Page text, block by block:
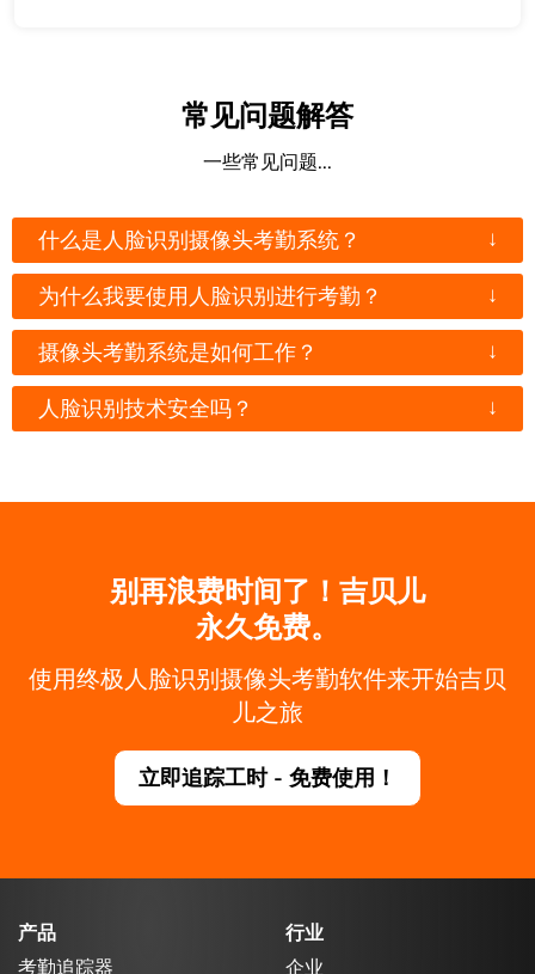
常见问题解答
一些常见问题...
什么是人脸识别摄像头考勤系统？ ↓
为什么我要使用人脸识别进行考勤？ ↓
摄像头考勤系统是如何工作？ ↓
人脸识别技术安全吗？ ↓
别再浪费时间了！吉贝儿
永久免费。
使用终极人脸识别摄像头考勤软件来开始吉贝
儿之旅
立即追踪工时 - 免费使用！
产品
考勤追踪器
行业
企业